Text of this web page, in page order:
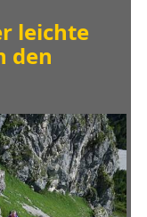
leichte
den